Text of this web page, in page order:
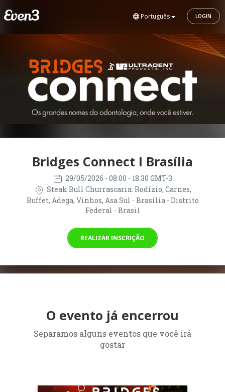
Português LOGIN
Bridges Connect I Brasília
29/05/2026 - 08:00 - 18:30 GMT-3
Steak Bull Churrascaria: Rodízio, Carnes,
Buffet, Adega, Vinhos, Asa Sul - Brasília - Distrito
Federal - Brasil
REALIZAR INSCRIÇÃO
O evento já encerrou
Separamos alguns eventos que você irá
gostar